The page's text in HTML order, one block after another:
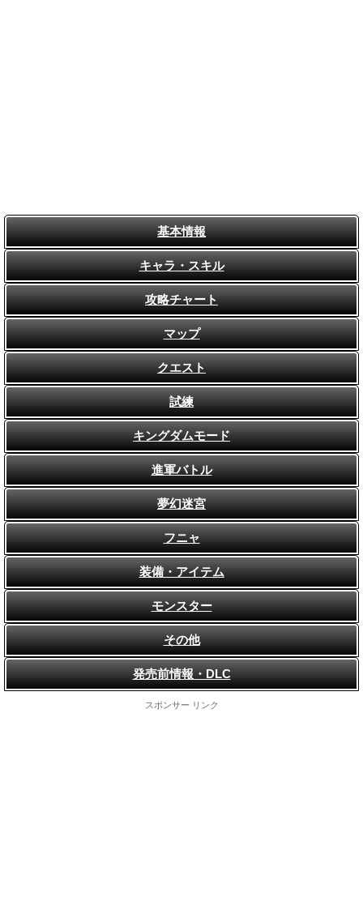
基本情報
キャラ・スキル
攻略チャート
マップ
クエスト
試練
キングダムモード
進軍バトル
夢幻迷宮
フニャ
装備・アイテム
モンスター
その他
発売前情報・DLC
スポンサー リンク